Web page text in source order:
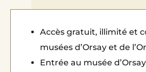
Accès gratuit, illimité et
musées d’Orsay et de
Entrée au musée